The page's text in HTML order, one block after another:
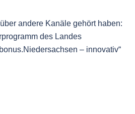
andere Kanäle gehört haben:
des Landes
– innovativ“